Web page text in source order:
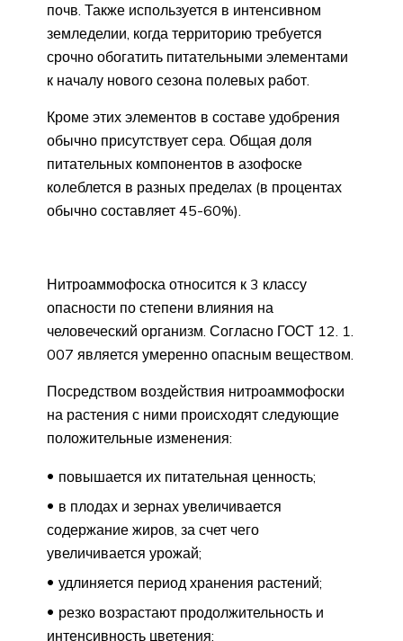
почв. Также используется в интенсивном
земледелии, когда территорию требуется
срочно обогатить питательными элементами
к началу нового сезона полевых работ.
Кроме этих элементов в составе удобрения
обычно присутствует сера. Общая доля
питательных компонентов в азофоске
колеблется в разных пределах (в процентах
обычно составляет 45-60%).
Нитроаммофоска относится к 3 классу
опасности по степени влияния на
человеческий организм. Согласно ГОСТ 12. 1.
007 является умеренно опасным веществом.
Посредством воздействия нитроаммофоски
на растения с ними происходят следующие
положительные изменения:
повышается их питательная ценность;
в плодах и зернах увеличивается
содержание жиров, за счет чего
увеличивается урожай;
удлиняется период хранения растений;
резко возрастают продолжительность и
интенсивность цветения;